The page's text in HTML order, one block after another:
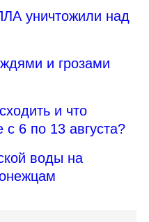
уничтожили над
и грозами
и что
6 по 13 августа?
воды на